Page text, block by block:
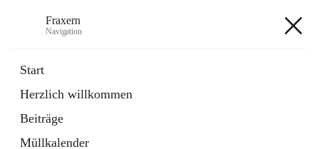
Fraxern
Navigation
Start
Herzlich willkommen
Beiträge
Müllkalender
Ordner
in
Tab